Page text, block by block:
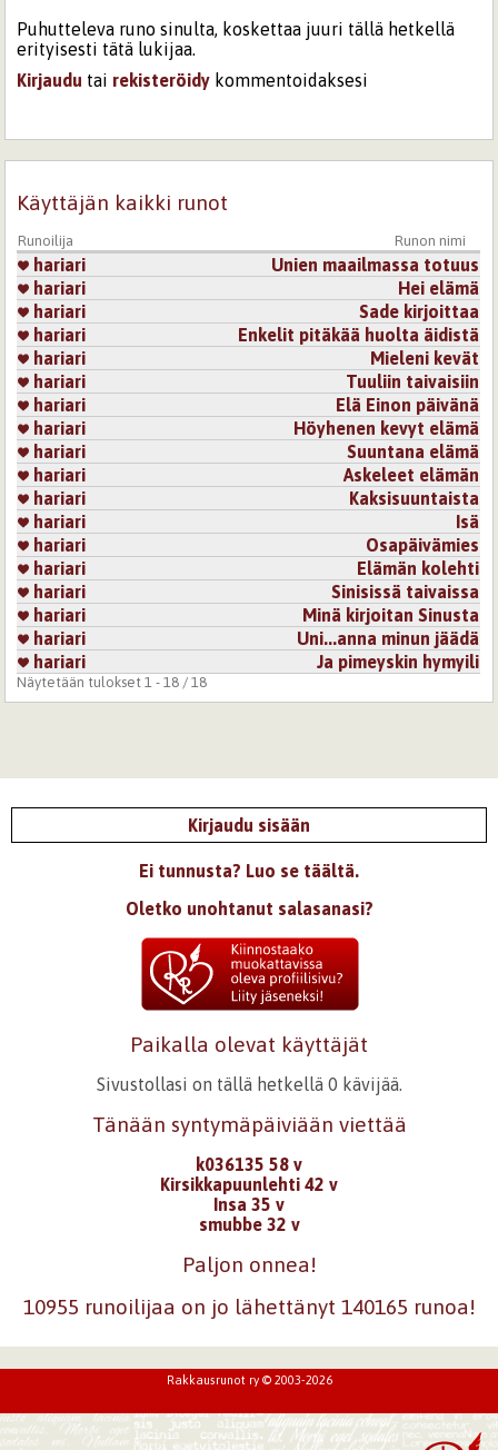
Puhutteleva runo sinulta, koskettaa juuri tällä hetkellä
erityisesti tätä lukijaa.
Kirjaudu tai rekisteröidy kommentoidaksesi
siipiä mulla tuskin on ollutkaan, mielikuvitus vain
Kirjaudutai rekisteröidykommentoidaksesi
2.8.2020 12:28
Ihanaa luettavaa <3 Saa sellaisen tuntuman kuin särkynyt
sielu, joka kantaa huoltaan yksin toivoisi rakkauden
korjaavan haavat.
Kirjaudutairekisteröidykommentoidaksesi
Käyttäjän kaikki runot
Runoilija Runon nimi
hariari
Unien maailmassa totuus
hariari
Hei elämä
hariari
Sade kirjoittaa
hariari
Enkelit pitäkää huolta äidistä
hariari
Mieleni kevät
hariari
Tuuliin taivaisiin
hariari
Elä Einon päivänä
hariari
Höyhenen kevyt elämä
hariari
Suuntana elämä
hariari
Askeleet elämän
hariari
Kaksisuuntaista
hariari
Isä
hariari
Osapäivämies
hariari
Elämän kolehti
hariari
Sinisissä taivaissa
hariari
Minä kirjoitan Sinusta
hariari
Uni...anna minun jäädä
hariari
Ja pimeyskin hymyili
Näytetään tulokset 1 - 18 / 18
Kirjaudu sisään
Ei tunnusta? Luo se täältä.
Oletko unohtanut salasanasi?
Paikalla olevat käyttäjät
Sivustollasi on tällä hetkellä 0 kävijää.
Tänään syntymäpäiviään viettää
k036135 58 v
Kirsikkapuunlehti 42 v
Insa 35 v
smubbe 32 v
Paljon onnea!
10955 runoilijaa on jo lähettänyt 140165 runoa!
Rakkausrunot ry © 2003-2026